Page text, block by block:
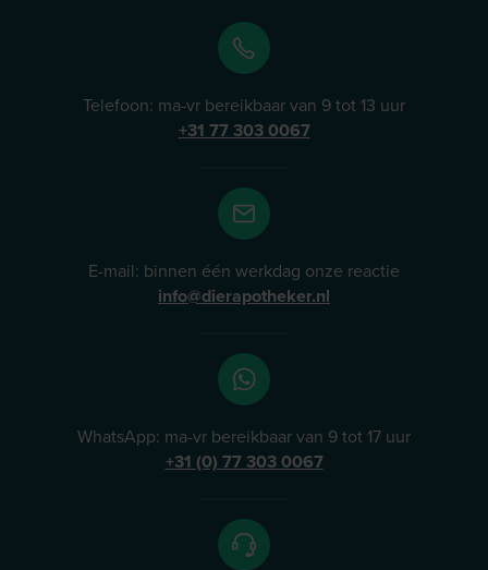
Telefoon: ma-vr bereikbaar van 9 tot 13 uur
+31 77 303 0067
E-mail: binnen één werkdag onze reactie
info@dierapotheker.nl
WhatsApp: ma-vr bereikbaar van 9 tot 17 uur
+31 (0) 77 303 0067